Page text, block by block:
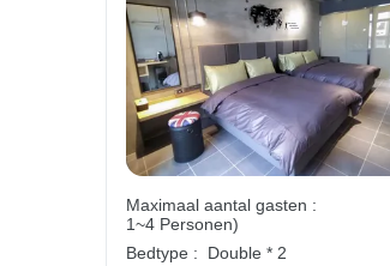
Maximaal aantal gasten :
1~4 Personen)
Bedtype :
Double * 2